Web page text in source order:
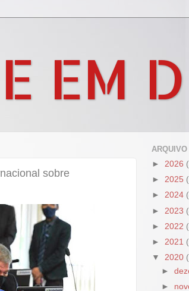
EM
sobre
► 2026
► 2025
► 2024
► 2023
► 2022
► 2021
▼ 2020
►
►